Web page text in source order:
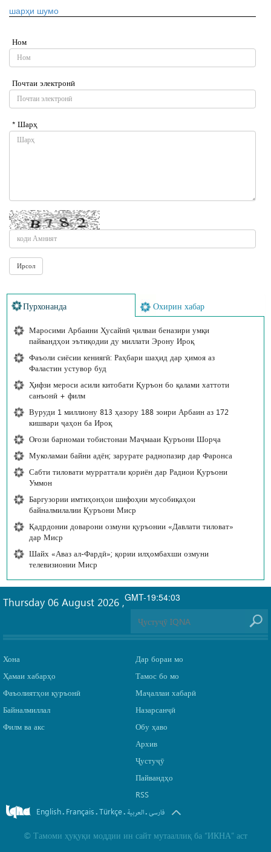
шарҳи шумо
Ном
Почтаи электронӣ
* Шарҳ
Пурхонанда Охирин хабар
Маросими Арбаини Ҳусайнӣ ҷилваи беназири умқи
пайвандҳои эътиқодии ду миллати Эрону Ироқ
Фаъоли сиёсии кениягӣ: Раҳбари шаҳид дар ҳимоя аз
Фаластин устувор буд
Ҳифзи мероси асили китобати Қуръон бо қалами хаттоти
санъонӣ + филм
Вуруди 1 миллиону 813 ҳазору 188 зоири Арбаин аз 172
кишвари ҷаҳон ба Ироқ
Оғози барномаи тобистонаи Маҷмааи Қуръони Шорҷа
Муколамаи байни адён; зарурате раднопазир дар Фаронса
Сабти тиловати мурраттали қориён дар Радиои Қуръони
Уммон
Баргузории имтиҳонҳои шифоҳии мусобиқаҳои
байналмилалии Қуръони Миср
Қадрдонии доварони озмуни қуръонии «Давлати тиловат»
дар Миср
Шайх «Аваз ал-Фардӣ»; қории илҳомбахши озмуни
телевизионии Миср
GMT-19:54:03
Thursday 06 August 2026 ,
Хона
Ҳамаи хабарҳо
Фаъолиятҳои қуръонӣ
Байналмиллал
Филм ва акс
Дар бораи мо
Тамос бо мо
Маҷаллаи хабарӣ
Назарсанҷӣ
Обу ҳаво
Архив
Ҷустуҷӯ
Пайвандҳо
RSS
English. Français.Türkçe. العربیة.فارسی
© Тамоми ҳуқуқи моддии ин сайт мутааллиқ ба “ИКНА” аст